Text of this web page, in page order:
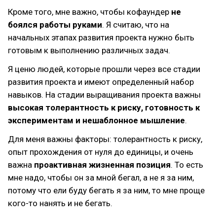
Кроме того, мне важно, чтобы кофаундер не
боялся работы руками. Я считаю, что на
начальных этапах развития проекта нужно быть
готовым к выполнению различных задач.
Я ценю людей, которые прошли через все стадии
развития проекта и имеют определенный набор
навыков. На стадии выращивания проекта важны
высокая толерантность к риску, готовность к
экспериментам и нешаблонное мышление.
Для меня важны факторы: толерантность к риску,
опыт прохождения от нуля до единицы, и очень
важна проактивная жизненная позиция. То есть
мне надо, чтобы он за мной бегал, а не я за ним,
потому что ели буду бегать я за ним, то мне проще
кого-то нанять и не бегать.